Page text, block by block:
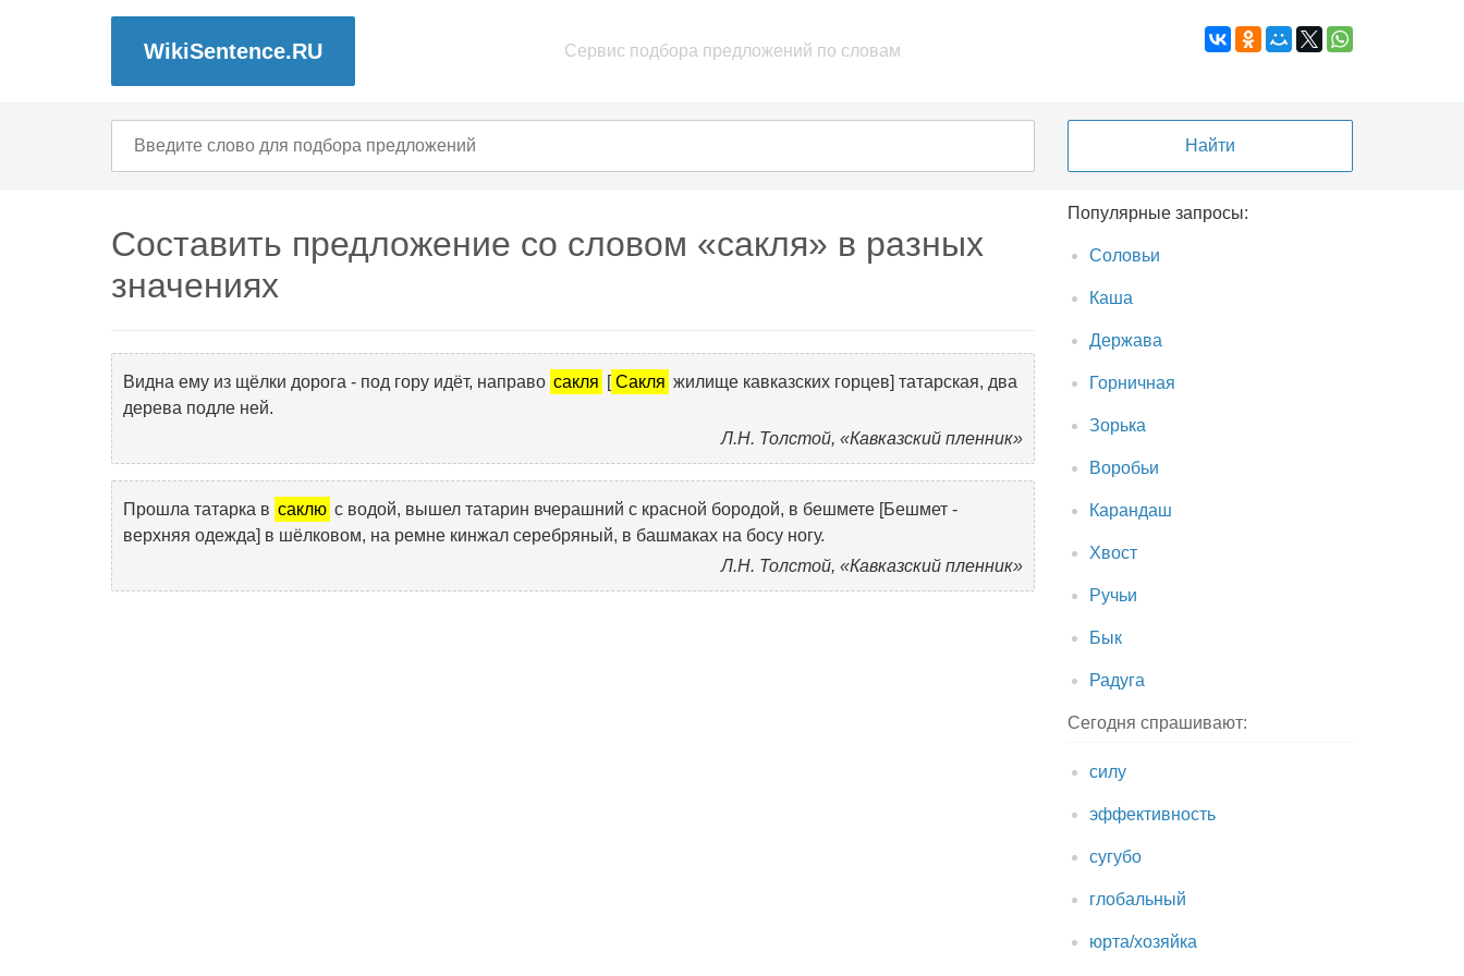
WikiSentence.RU Сервис подбора предложений по словам
Составить предложение со словом «сакля» в разных
значениях
Видна ему из щёлки дорога - под гору идёт, направо сакля [ Сакля жилище кавказских горцев] татарская, два
дерева подле ней.
Л.Н. Толстой, «Кавказский пленник»
Прошла татарка в саклю с водой, вышел татарин вчерашний с красной бородой, в бешмете [Бешмет -
верхняя одежда] в шёлковом, на ремне кинжал серебряный, в башмаках на босу ногу.
Л.Н. Толстой, «Кавказский пленник»
Популярные запросы:
Соловьи
Каша
Держава
Горничная
Зорька
Воробьи
Карандаш
Хвост
Ручьи
Бык
Радуга
Сегодня спрашивают:
силу
эффективность
сугубо
глобальный
юрта/хозяйка